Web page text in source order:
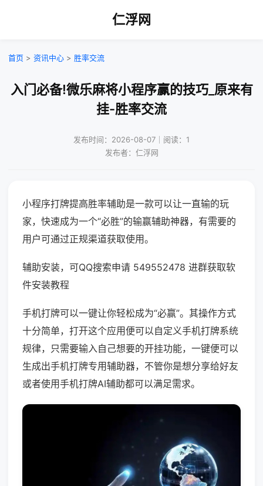
仁浮网
首页 > 资讯中心 > 胜率交流
入门必备!微乐麻将小程序赢的技巧_原来有
挂-胜率交流
发布时间：2026-08-07｜阅读：1
发布者：仁浮网
小程序打牌提高胜率辅助是一款可以让一直输的玩
家，快速成为一个“必胜”的输赢辅助神器，有需要的
用户可通过正规渠道获取使用。
辅助安装，可QQ搜索申请 549552478 进群获取软
件安装教程
手机打牌可以一键让你轻松成为“必赢”。其操作方式
十分简单，打开这个应用便可以自定义手机打牌系统
规律，只需要输入自己想要的开挂功能，一键便可以
生成出手机打牌专用辅助器，不管你是想分享给好友
或者使用手机打牌AI辅助都可以满足需求。